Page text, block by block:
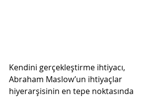
Kendini gerçekleştirme ihtiyacı,
Abraham Maslow’un ihtiyaçlar
hiyerarşisinin en tepe noktasında